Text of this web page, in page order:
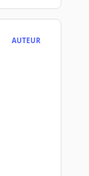
AUTEUR